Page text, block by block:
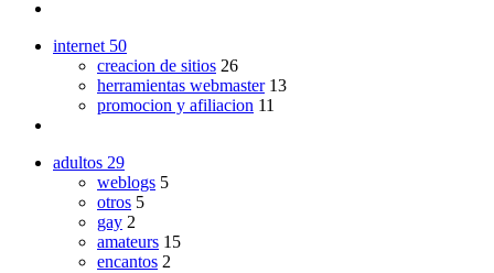
internet 50
creacion de sitios 26
herramientas webmaster 13
promocion y afiliacion 11
adultos 29
weblogs 5
otros 5
gay 2
amateurs 15
encantos 2